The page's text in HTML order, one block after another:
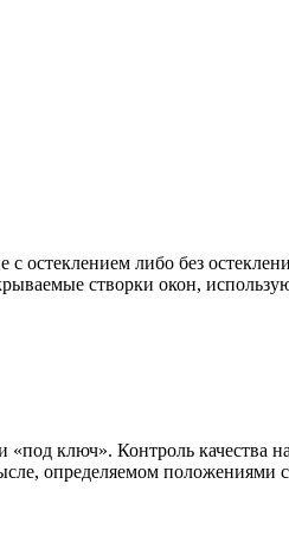
остеклением либо без
створки окон,
ключ». Контроль качества
определяемом положениями